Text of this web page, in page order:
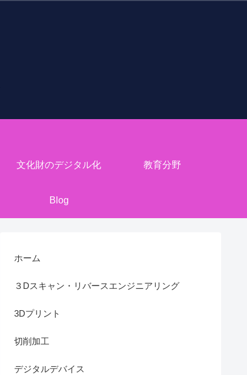
文化財のデジタル化 教育分野
Blog
ホーム
３Dスキャン・リバースエンジニアリング
3Dプリント
切削加工
デジタルデバイス